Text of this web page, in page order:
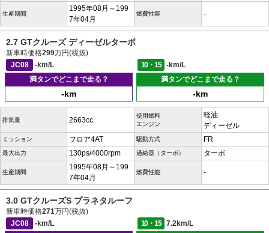
生産期間
1995年08月～199
7年04月
燃費性能 -
2.7 GTクルーズ ディーゼルターボ
新車時価格299万円(税抜)
JC08
-km/L 10・15
-km/L
満タンでどこまで走る？
-km
満タンでどこまで走る？
-km
排気量 2663cc
使用燃料
エンジン
軽油
ディーゼル
ミッション フロア4AT 駆動方式 FR
最大出力 130ps/4000rpm 過給器（ターボ） ターボ
生産期間
1995年08月～199
7年04月
燃費性能 -
3.0 GTクルーズS プラネタルーフ
新車時価格271万円(税抜)
JC08
-km/L 10・15
7.2km/L